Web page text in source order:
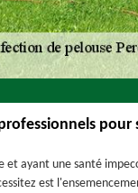
et ayant une santé
est